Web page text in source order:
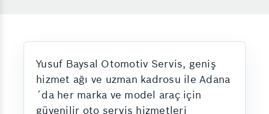
Yusuf Baysal Otomotiv Servis, geniş
hizmet ağı ve uzman kadrosu ile Adana
´da her marka ve model araç için
güvenilir oto servis hizmetleri